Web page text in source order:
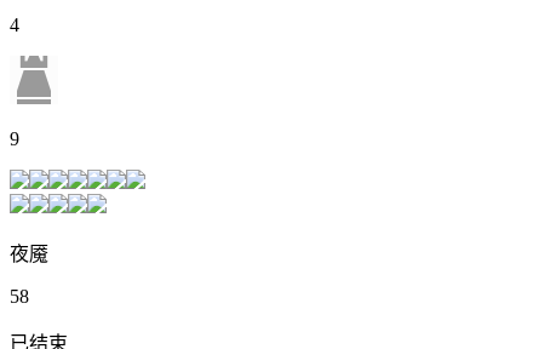
4
9
夜魇
58
已结束